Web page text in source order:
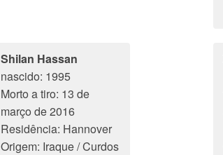
Shilan Hassan
nascido: 1995
Morto a tiro: 13 de
março de 2016
Residência: Hannover
Origem: Iraque / Curdos